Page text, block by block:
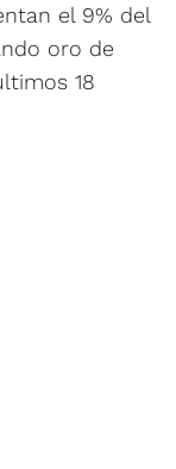
el 9% del
oro de
18